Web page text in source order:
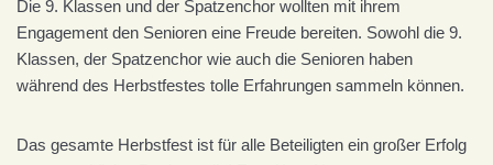
Die 9. Klassen und der Spatzenchor wollten mit ihrem
Engagement den Senioren eine Freude bereiten. Sowohl die 9.
Klassen, der Spatzenchor wie auch die Senioren haben
während des Herbstfestes tolle Erfahrungen sammeln können.
Das gesamte Herbstfest ist für alle Beteiligten ein großer Erfolg